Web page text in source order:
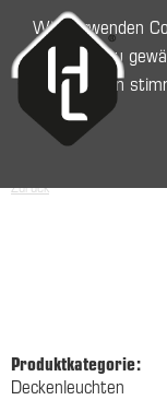
Produktkategorie:
Deckenleuchten
Zurück
Wir verwenden
Service zu
weitersurfen